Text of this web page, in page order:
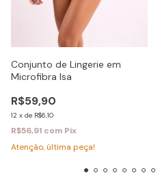
Conjunto de Lingerie em
Microfibra Isa
R$59,90
12 x de R$6,10
R$56,91 com Pix
Atenção, última peça!